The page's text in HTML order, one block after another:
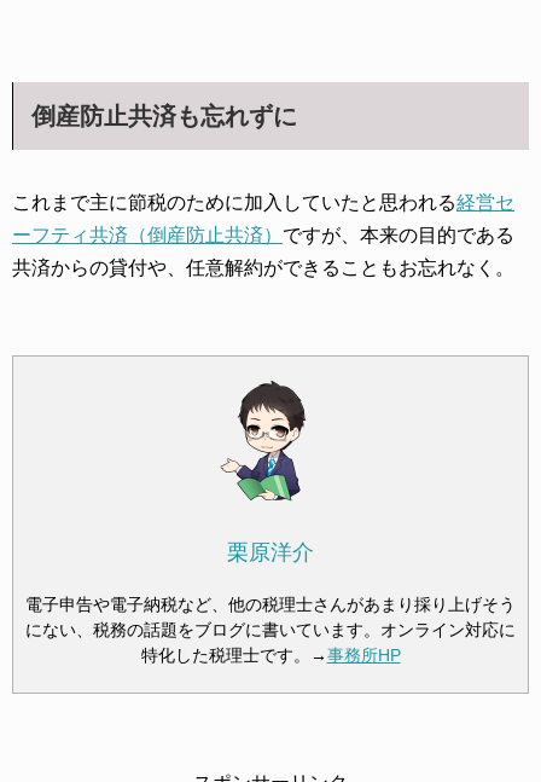
倒産防止共済も忘れずに
これまで主に節税のために加入していたと思われる経営セ
ーフティ共済（倒産防止共済） ですが、本来の目的である
共済からの貸付や、任意解約ができることもお忘れなく。
栗原洋介
電子申告や電子納税など、他の税理士さんがあまり採り上げそう
にない、税務の話題をブログに書いています。オンライン対応に
特化した税理士です。→事務所HP